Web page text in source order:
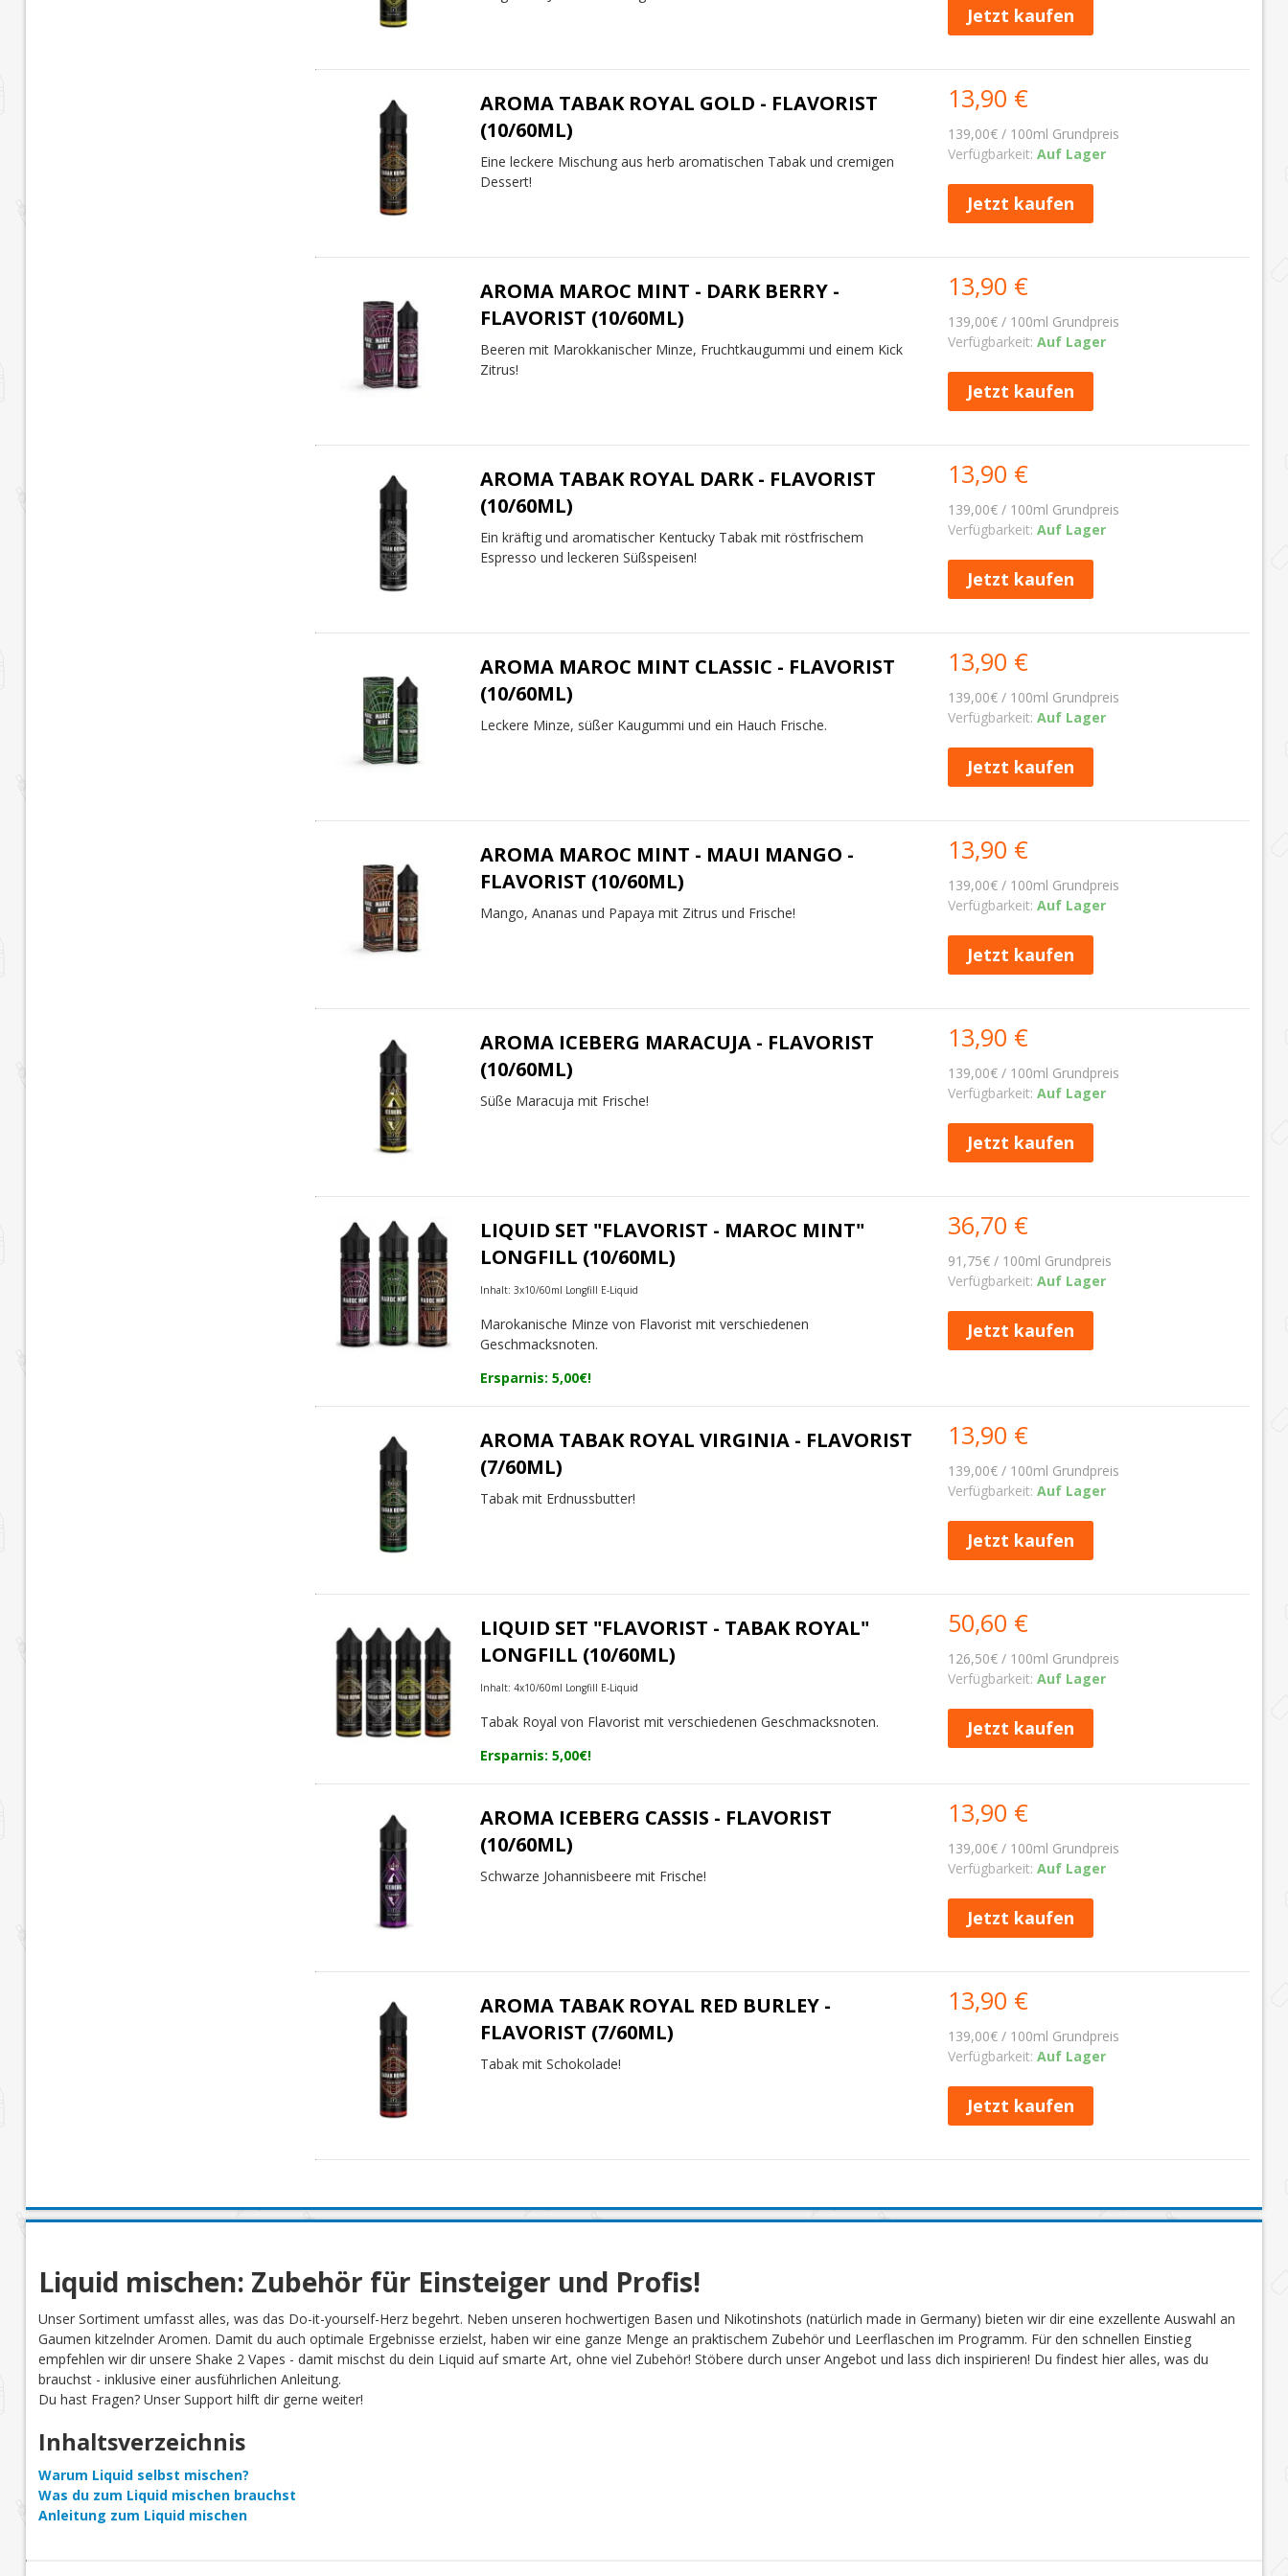
Jetzt kaufen
AROMA TABAK ROYAL GOLD - FLAVORIST
(10/60ML)
Eine leckere Mischung aus herb aromatischen Tabak und cremigen
Dessert!
13,90 €
139,00€ / 100ml Grundpreis
Verfügbarkeit: Auf Lager
Jetzt kaufen
AROMA MAROC MINT - DARK BERRY -
FLAVORIST (10/60ML)
Beeren mit Marokkanischer Minze, Fruchtkaugummi und einem Kick
Zitrus!
13,90 €
139,00€ / 100ml Grundpreis
Verfügbarkeit: Auf Lager
Jetzt kaufen
AROMA TABAK ROYAL DARK - FLAVORIST
(10/60ML)
Ein kräftig und aromatischer Kentucky Tabak mit röstfrischem
Espresso und leckeren Süßspeisen!
13,90 €
139,00€ / 100ml Grundpreis
Verfügbarkeit: Auf Lager
Jetzt kaufen
AROMA MAROC MINT CLASSIC - FLAVORIST
(10/60ML)
Leckere Minze, süßer Kaugummi und ein Hauch Frische.
13,90 €
139,00€ / 100ml Grundpreis
Verfügbarkeit: Auf Lager
Jetzt kaufen
AROMA MAROC MINT - MAUI MANGO -
FLAVORIST (10/60ML)
Mango, Ananas und Papaya mit Zitrus und Frische!
13,90 €
139,00€ / 100ml Grundpreis
Verfügbarkeit: Auf Lager
Jetzt kaufen
AROMA ICEBERG MARACUJA - FLAVORIST
(10/60ML)
Süße Maracuja mit Frische!
13,90 €
139,00€ / 100ml Grundpreis
Verfügbarkeit: Auf Lager
Jetzt kaufen
LIQUID SET "FLAVORIST - MAROC MINT"
LONGFILL (10/60ML)
Inhalt: 3x10/60ml Longfill E-Liquid
Marokanische Minze von Flavorist mit verschiedenen
Geschmacksnoten.
Ersparnis: 5,00€!
36,70 €
91,75€ / 100ml Grundpreis
Verfügbarkeit: Auf Lager
Jetzt kaufen
AROMA TABAK ROYAL VIRGINIA - FLAVORIST
(7/60ML)
Tabak mit Erdnussbutter!
13,90 €
139,00€ / 100ml Grundpreis
Verfügbarkeit: Auf Lager
Jetzt kaufen
LIQUID SET "FLAVORIST - TABAK ROYAL"
LONGFILL (10/60ML)
Inhalt: 4x10/60ml Longfill E-Liquid
Tabak Royal von Flavorist mit verschiedenen Geschmacksnoten.
Ersparnis: 5,00€!
50,60 €
126,50€ / 100ml Grundpreis
Verfügbarkeit: Auf Lager
Jetzt kaufen
AROMA ICEBERG CASSIS - FLAVORIST
(10/60ML)
Schwarze Johannisbeere mit Frische!
13,90 €
139,00€ / 100ml Grundpreis
Verfügbarkeit: Auf Lager
Jetzt kaufen
AROMA TABAK ROYAL RED BURLEY -
FLAVORIST (7/60ML)
Tabak mit Schokolade!
13,90 €
139,00€ / 100ml Grundpreis
Verfügbarkeit: Auf Lager
Jetzt kaufen
Liquid mischen: Zubehör für Einsteiger und Profis!
Unser Sortiment umfasst alles, was das Do-it-yourself-Herz begehrt. Neben unseren hochwertigen Basen und Nikotinshots (natürlich made in Germany) bieten wir dir eine exzellente Auswahl an
Gaumen kitzelnder Aromen. Damit du auch optimale Ergebnisse erzielst, haben wir eine ganze Menge an praktischem Zubehör und Leerflaschen im Programm. Für den schnellen Einstieg
empfehlen wir dir unsere Shake 2 Vapes - damit mischst du dein Liquid auf smarte Art, ohne viel Zubehör! Stöbere durch unser Angebot und lass dich inspirieren! Du findest hier alles, was du
brauchst - inklusive einer ausführlichen Anleitung.
Du hast Fragen? Unser Support hilft dir gerne weiter!
Inhaltsverzeichnis
Warum Liquid selbst mischen?
Was du zum Liquid mischen brauchst
Anleitung zum Liquid mischen